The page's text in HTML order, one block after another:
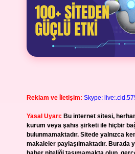
Reklam ve İletişim: Skype:
Yasal Uyarı: Bu internet sitesi,
kurum veya şahıs şirketi ile hiçbir
bulunmamaktadır. Sitede yalnızca
makaleler paylaşılmaktadır. Burada